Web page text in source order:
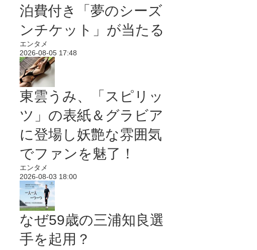
泊費付き「夢のシーズ
ンチケット」が当たる
エンタメ
2026-08-05 17:48
東雲うみ、「スピリッ
ツ」の表紙＆グラビア
に登場し妖艶な雰囲気
でファンを魅了！
エンタメ
2026-08-03 18:00
なぜ59歳の三浦知良選
手を起用？